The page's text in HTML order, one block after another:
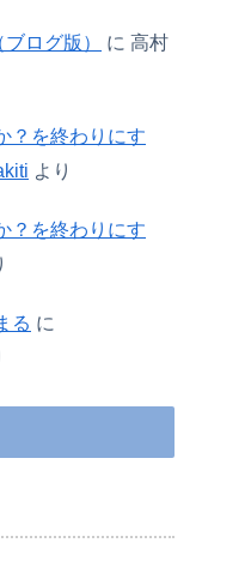
ログ版） に 高村
？を終わりにす
より
？を終わりにす
る に